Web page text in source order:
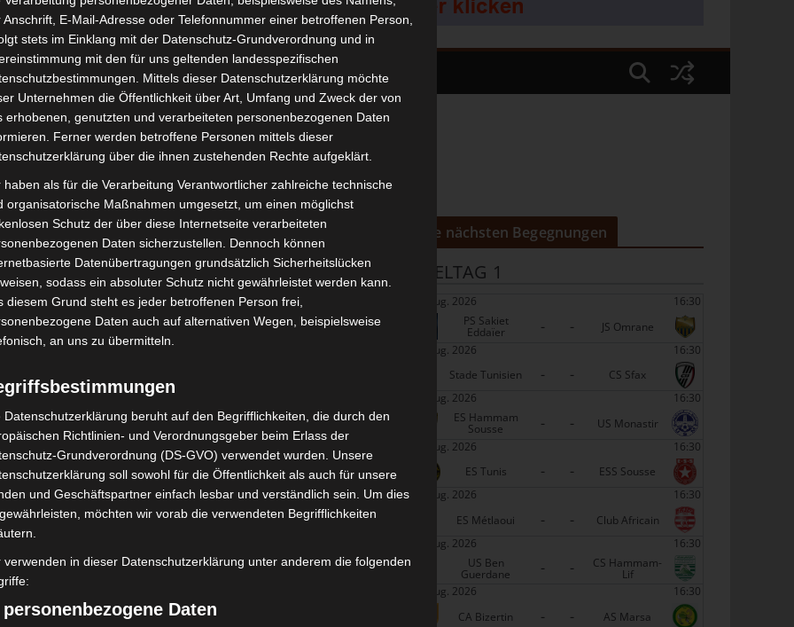
STADIEN IMPRESSUM
Die nächsten Begegnungen
SPIELTAG 1
22 Aug. 2026
16:30
PS Sakiet
Eddaïer - -
JS Omrane
22 Aug. 2026
16:30
Stade Tunisien
- -
CS Sfax
22 Aug. 2026
16:30
ES Hammam
Sousse - -
US Monastir
22 Aug. 2026
16:30
ES Tunis
- -
ESS Sousse
22 Aug. 2026
16:30
ES Métlaoui
- -
Club Africain
22 Aug. 2026
16:30
US Ben
Guerdane - - CS Hammam-
Lif
22 Aug. 2026
16:30
CA Bizertin
- -
AS Marsa
Anschrift, E-Mail-Adresse oder Telefonnummer einer betroffenen Person,
stets im Einklang mit der Datenschutz-Grundverordnung und in
mit den für uns geltenden landesspezifischen
Mittels dieser Datenschutzerklärung möchte
Unternehmen die Öffentlichkeit über Art, Umfang und Zweck der von
erhobenen, genutzten und verarbeiteten personenbezogenen Daten
Ferner werden betroffene Personen mittels dieser
über die ihnen zustehenden Rechte aufgeklärt.
haben als für die Verarbeitung Verantwortlicher zahlreiche technische
organisatorische Maßnahmen umgesetzt, um einen möglichst
Schutz der über diese Internetseite verarbeiteten
Daten sicherzustellen. Dennoch können
Datenübertragungen grundsätzlich Sicherheitslücken
sodass ein absoluter Schutz nicht gewährleistet werden kann.
diesem Grund steht es jeder betroffenen Person frei,
Daten auch auf alternativen Wegen, beispielsweise
an uns zu übermitteln.
Datenschutzerklärung beruht auf den Begrifflichkeiten, die durch den
Richtlinien- und Verordnungsgeber beim Erlass der
Grundverordnung (DS-GVO) verwendet wurden. Unsere
soll sowohl für die Öffentlichkeit als auch für unsere
und Geschäftspartner einfach lesbar und verständlich sein. Um dies
möchten wir vorab die verwendeten Begrifflichkeiten
verwenden in dieser Datenschutzerklärung unter anderem die folgenden
personenbezogene Daten